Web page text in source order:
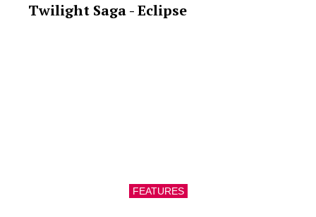
Twilight Saga - Eclipse
FEATURES